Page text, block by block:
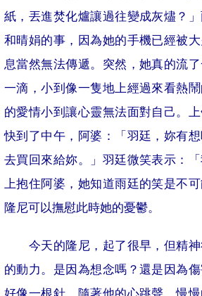
紙，丟進焚化爐讓過往變成灰燼？
和晴娟的事，因為她的手機已經被
息當然無法傳遞。突然，她真的流
一滴，小到像一隻地上經過來看熱
的愛情小到讓心靈無法面對自己。
快到了中午，阿婆：「羽廷，妳有
去買回來給妳。」羽廷微笑表示：
上抱住阿婆，她知道雨廷的笑是不
隆尼可以撫慰此時她的憂鬱。
今天的隆尼，起了很早，但精神
的動力。是因為想念嗎？還是因為